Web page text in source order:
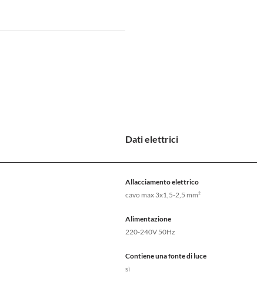
Dati elettrici
Allacciamento elettrico
cavo max 3x1,5-2,5 mm²
Alimentazione
220-240V 50Hz
Contiene una fonte di luce
sì